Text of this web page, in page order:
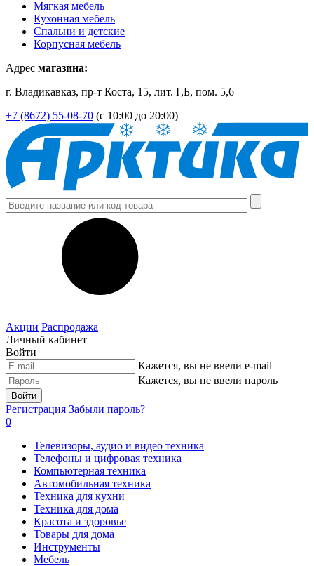
Мягкая мебель
Кухонная мебель
Спальни и детские
Корпусная мебель
Адрес магазина:
г. Владикавказ, пр-т Коста, 15, лит. Г,Б, пом. 5,6
+7 (8672) 55-08-70 (с 10:00 до 20:00)
Акции Распродажа
Личный кабинет
Войти
Кажется, вы не ввели e-mail
Кажется, вы не ввели пароль
Войти
Регистрация Забыли пароль?
0
Телевизоры, аудио и видео техника
Телефоны и цифровая техника
Компьютерная техника
Автомобильная техника
Техника для кухни
Техника для дома
Красота и здоровье
Товары для дома
Инструменты
Мебель